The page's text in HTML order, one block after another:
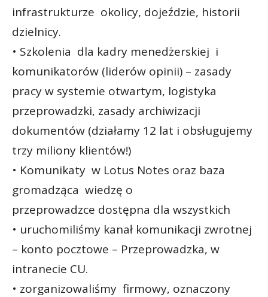
infrastrukturze okolicy, dojeździe, historii
dzielnicy.
• Szkolenia dla kadry menedżerskiej i
komunikatorów (liderów opinii) – zasady
pracy w systemie otwartym, logistyka
przeprowadzki, zasady archiwizacji
dokumentów (działamy 12 lat i obsługujemy
trzy miliony klientów!)
• Komunikaty w Lotus Notes oraz baza
gromadząca wiedzę o
przeprowadzce dostępna dla wszystkich
• uruchomiliśmy kanał komunikacji zwrotnej
– konto pocztowe – Przeprowadzka, w
intranecie CU.
• zorganizowaliśmy firmowy, oznaczony